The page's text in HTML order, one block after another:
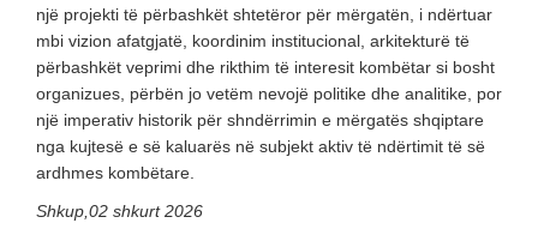
një projekti të përbashkët shtetëror për mërgatën, i ndërtuar
mbi vizion afatgjatë, koordinim institucional, arkitekturë të
përbashkët veprimi dhe rikthim të interesit kombëtar si bosht
organizues, përbën jo vetëm nevojë politike dhe analitike, por
një imperativ historik për shndërrimin e mërgatës shqiptare
nga kujtesë e së kaluarës në subjekt aktiv të ndërtimit të së
ardhmes kombëtare.
Shkup,02 shkurt 2026